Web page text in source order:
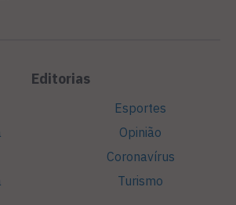
Editorias
Esportes
Opinião
Coronavírus
Turismo